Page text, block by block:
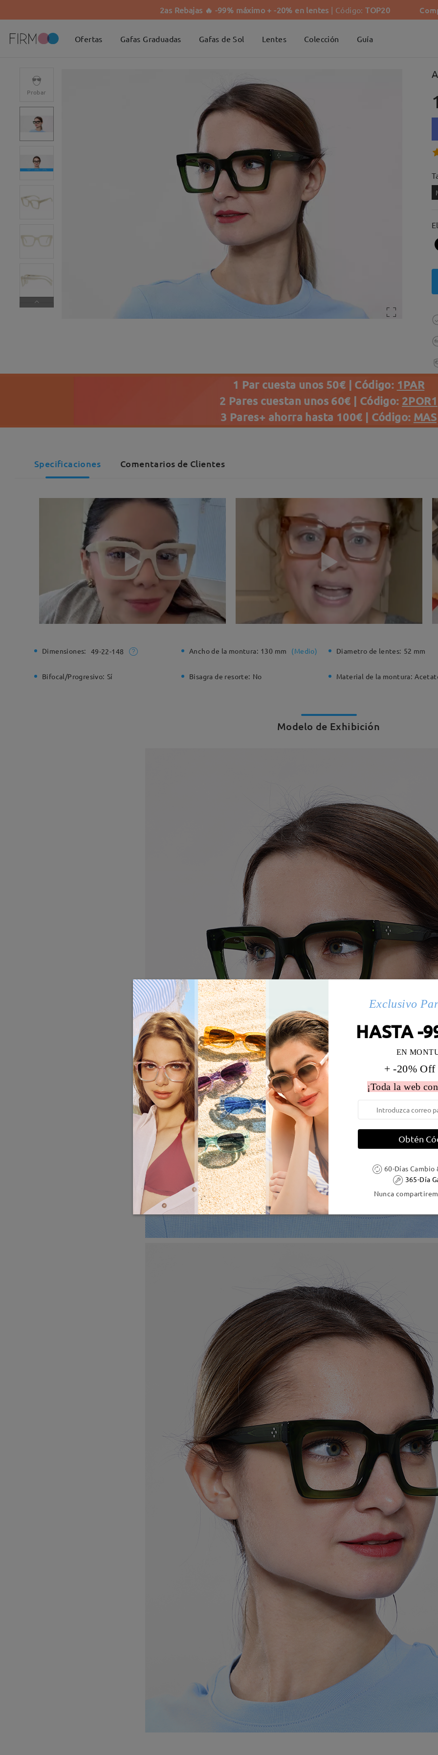
2as Rebajas 🔥 -99% máximo + -20% en lentes | Código:TOP20
Ofertas Gafas Graduadas Gafas de Sol Lentes Colección Guía
Probar
1 Par cuesta unos 50€ | Código: 1PAR
2 Pares cuestan unos 60€ | Código: 2POR1
3 Pares+ ahorra hasta 100€ | Código: MAS
Specificaciones Comentarios de Clientes
Dimensiones: 49-22-148 Ancho de la montura: 130 mm (Medio) Diametro de lentes: 52 mm
Bifocal/Progresivo: Sí Bisagra de resorte: No Material de la montura:
Modelo de Exhibición
Exclusivo
HASTA -
EN
+ -20% Off
¡Toda la web
Obtén
60-Días
365-Día
Nunca